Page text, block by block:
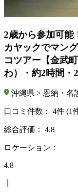
2歳から参加可能
カヤックでマン
コツアー【金武
わ）・約2時間・
沖縄県 > 恩納・名
口コミ件数： 4件 (1
総合評価： 4.8
ロケーション：
4.8